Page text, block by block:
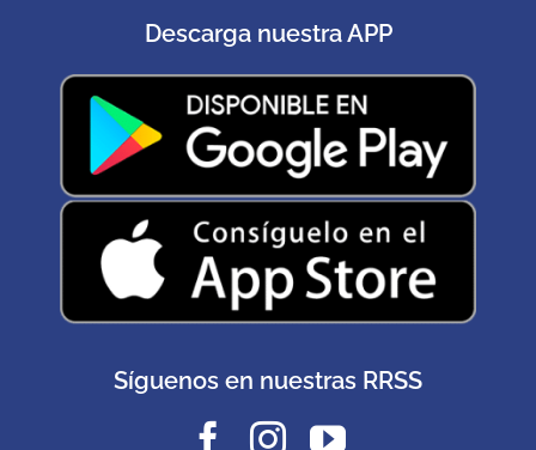
Descarga nuestra APP
Síguenos en nuestras RRSS